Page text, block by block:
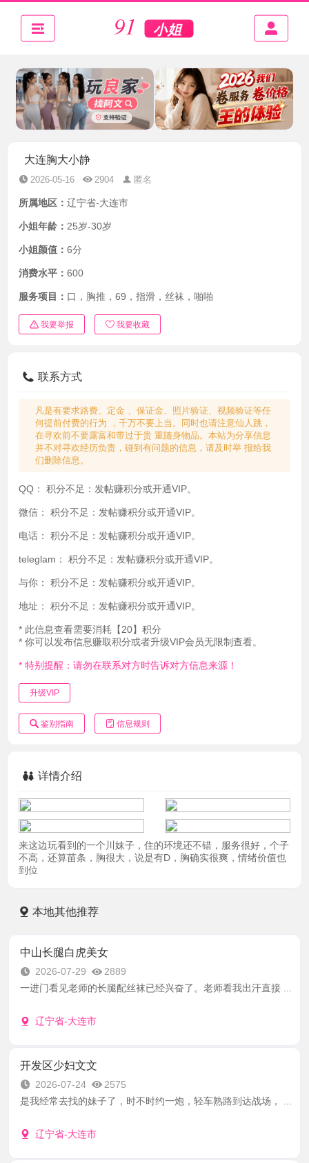
大连胸大小静
2026-05-16 2904 匿名
所属地区： 辽宁省-大连市
小姐年龄： 25岁-30岁
小姐颜值： 6分
消费水平： 600
服务项目： 口，胸推，69，指滑，丝袜，啪啪
我要举报 我要收藏
联系方式
凡是有要求路费、定金 、保证金、照片验证、视频验证等任
何提前付费的行为 ，千万不要上当。同时也请注意仙人跳，
在寻欢前不要露富和带过于贵 重随身物品。本站为分享信息
并不对寻欢经历负责，碰到有问题的信息，请及时举 报给我
们删除信息。
QQ： 积分不足：发帖赚积分或开通VIP。
微信： 积分不足：发帖赚积分或开通VIP。
电话： 积分不足：发帖赚积分或开通VIP。
teleglam： 积分不足：发帖赚积分或开通VIP。
与你： 积分不足：发帖赚积分或开通VIP。
地址： 积分不足：发帖赚积分或开通VIP。
* 此信息查看需要消耗【20】积分
* 你可以发布信息赚取积分或者升级VIP会员无限制查看。
* 特别提醒：请勿在联系对方时告诉对方信息来源！
升级VIP
鉴别指南 信息规则
详情介绍
来这边玩看到的一个川妹子，住的环境还不错，服务很好，个子
不高，还算苗条，胸很大，说是有D，胸确实很爽，情绪价值也
到位
本地其他推荐
中山长腿白虎美女
2026-07-29
2889
一进门看见老师的长腿配丝袜已经兴奋了。老师看我出汗直接 ...
辽宁省-大连市
开发区少妇文文
2026-07-24
2575
是我经常去找的妹子了，时不时约一炮，轻车熟路到达战场， ...
辽宁省-大连市